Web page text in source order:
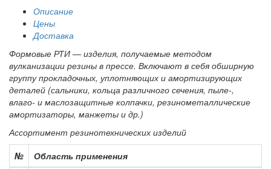
Описание
Цены
Доставка
Формовые РТИ — изделия, получаемые методом
вулканизации резины в прессе. Включают в себя обширную
группу прокладочных, уплотняющих и амортизирующих
деталей (сальники, кольца различного сечения, пыле-,
влаго- и маслозащитные колпачки, резинометаллические
амортизаторы, манжеты и др.)
Ассортимент резинотехнических изделий
№
Область применения